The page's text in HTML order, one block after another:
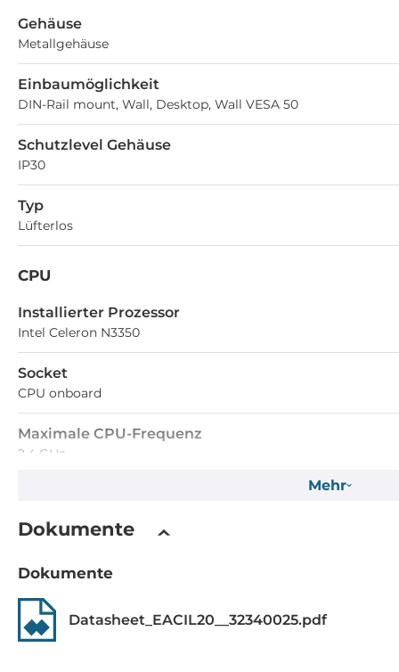
Gehäuse
Metallgehäuse
Einbaumöglichkeit
DIN-Rail mount, Wall, Desktop, Wall VESA 50
Schutzlevel Gehäuse
IP30
Typ
Lüfterlos
CPU
Installierter Prozessor
Intel Celeron N3350
Socket
CPU onboard
Maximale CPU-Frequenz
2.4 GHz
Formfaktor
Standard Onboard Speicher
4 GB
Mehr
Dokumente
Dokumente
Datasheet_EACIL20__32340025.pdf